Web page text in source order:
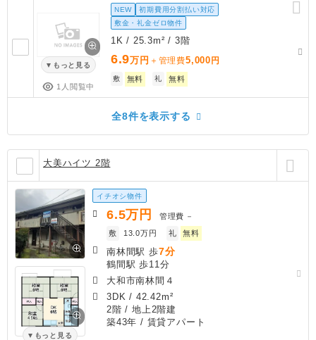
もっと見る
1人閲覧中
NEW
初期費用分割払い対応
敷金・礼金ゼロ物件
1K / 25.3m² / 3階
6.9万円 ＋管理費5,000 円
敷 無料 礼 無料
全8件を表示する
大美ハイツ 2階
もっと見る
イチオシ物件
6.5万円 管理費 －
敷
13.0万円 礼 無料
南林間駅 歩7分
鶴間駅 歩11分
大和市南林間４
3DK / 42.42m²
2階 / 地上2階建
築43年 / 賃貸アパート